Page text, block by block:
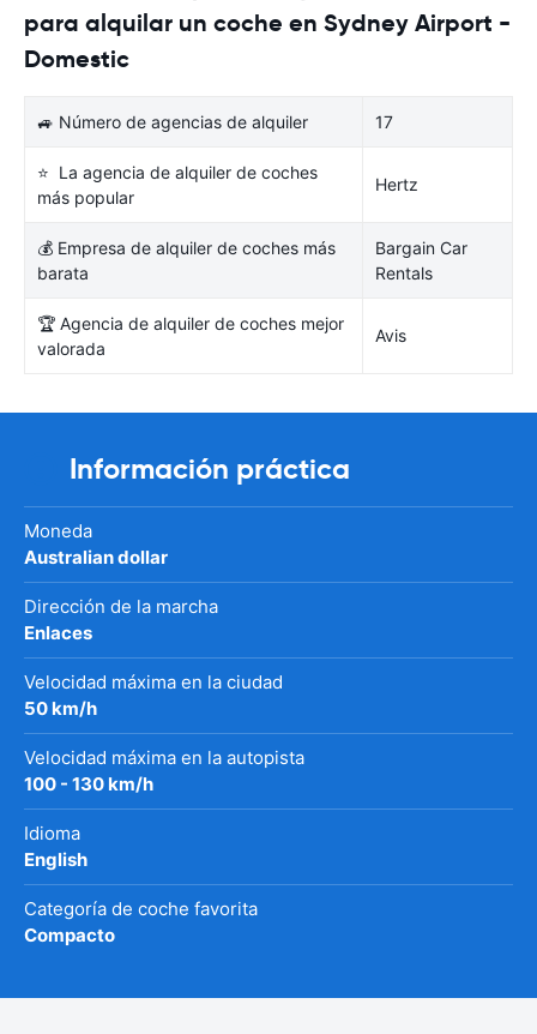
para alquilar un coche en Sydney Airport -
Domestic
🚙 Número de agencias de alquiler 17
⭐ La agencia de alquiler de coches
más popular
Hertz
💰 Empresa de alquiler de coches más
barata
Bargain Car
Rentals
🏆 Agencia de alquiler de coches mejor
valorada
Avis
Información práctica
Moneda
Australian dollar
Dirección de la marcha
Enlaces
Velocidad máxima en la ciudad
50 km/h
Velocidad máxima en la autopista
100 - 130 km/h
Idioma
English
Categoría de coche favorita
Compacto